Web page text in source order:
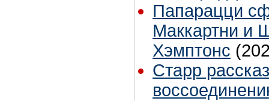
Папарацци
Маккартни и
Хэмптонс
Старр